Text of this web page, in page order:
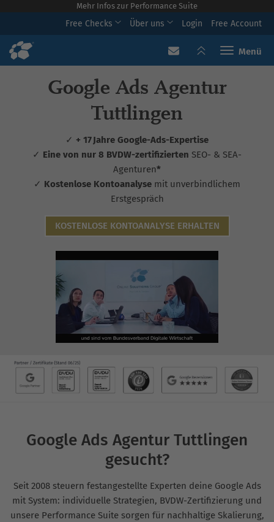
Mehr Infos zur Performance Suite
Free Checks Über uns Login Free Account
Toggle
Google Ads Agentur
Tuttlingen
✓ + 17 Jahre Google-Ads-Expertise
✓ Eine von nur 8 BVDW-zertifizierten SEO- & SEA-
Agenturen*
✓ Kostenlose Kontoanalyse mit unverbindlichem
Erstgespräch
KOSTENLOSE KONTOANALYSE ERHALTEN
Google Ads Agentur Tuttlingen
gesucht?
Seit 2008 steuern festangestellte Experten deine Google Ads
mit System: individuelle Strategien, BVDW-Zertifizierung und
unsere Performance Suite sorgen für nachhaltige Skalierung,